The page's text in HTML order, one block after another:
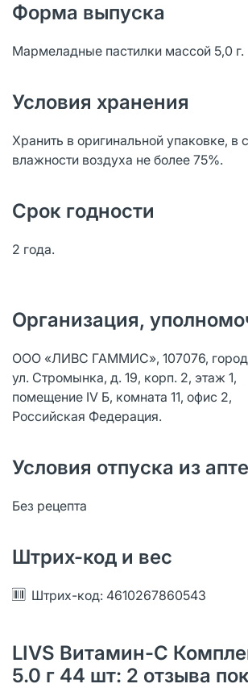
Форма выпуска
Мармеладные пастилки массой 5,0 г.
Условия хранения
Хранить в оригинальной упаковке, в
влажности воздуха не более 75%.
Срок годности
2 года.
Организация,
ООО «ЛИВС ГАММИС», 107076,
ул. Стромынка, д. 19, корп. 2, этаж 1,
помещение IV Б, комната 11, офис 2,
Российская Федерация.
Условия отпуска из
Без рецепта
Штрих-код и вес
Штрих-код: 4610267860543
LIVS Витамин-С
5.0 г 44 шт: 2 отзыва